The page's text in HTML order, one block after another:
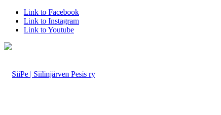
Link to Facebook
Link to Instagram
Link to Youtube